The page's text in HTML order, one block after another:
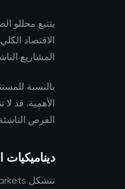
يتتبع محللو
الاقتصاد
المشاريع
بالنسبة
الأهمية. قد
الفرص